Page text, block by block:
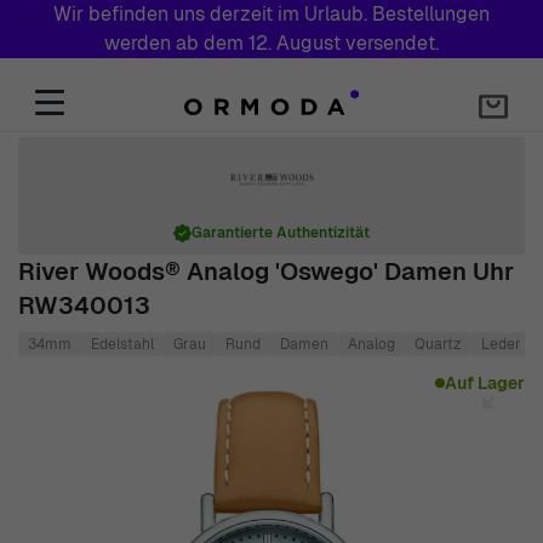
Wir befinden uns derzeit im Urlaub. Bestellungen
werden ab dem 12. August versendet.
River Woods® Analog 'Oswego' Damen Uhr
RW340013
Garantierte Authentizität
34mm Edelstahl Grau Rund Damen Analog Quartz Leder
Auf Lager